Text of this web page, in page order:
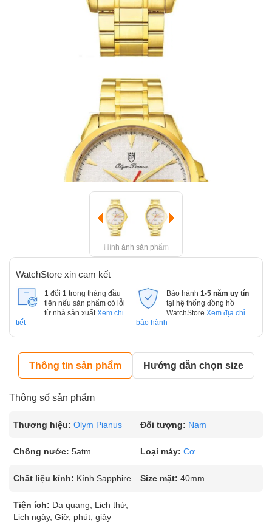
Hình ảnh sản phẩm
WatchStore xin cam kết
1 đổi 1 trong tháng đầu
tiên nếu sản phẩm có lỗi
từ nhà sản xuất. Xem chi
tiết
Bảo hành 1-5 năm uy tín
tại hệ thống đồng hồ
WatchStore Xem địa chỉ
bảo hành
Thông tin sản phẩm Hướng dẫn chọn size
Thông số sản phẩm
Thương hiệu: Olym Pianus Đối tượng: Nam
Chống nước: 5atm Loại máy: Cơ
Chất liệu kính: Kính Sapphire Size mặt: 40mm
Tiện ích: Dạ quang, Lịch thứ,
Lịch ngày, Giờ, phút, giây